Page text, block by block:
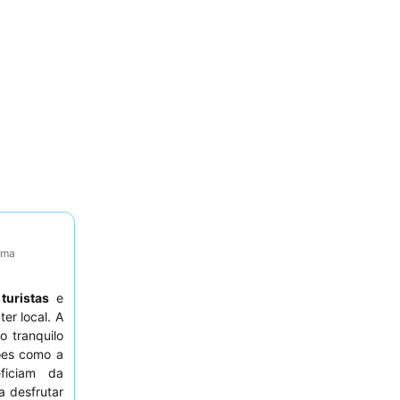
turistas e
local. A
tranquilo
como a
da
desfrutar